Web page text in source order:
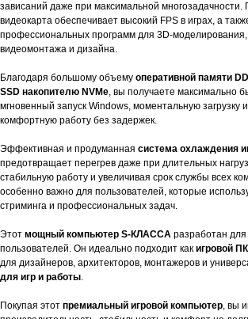
зависаний даже при максимальной многозадачности.
видеокарта обеспечивает высокий FPS в играх, а
профессиональных программ для 3D-моделирования,
видеомонтажа и дизайна.
Благодаря большому объему оперативной памяти
SSD накопителю NVMe, вы получаете максимально
мгновенный запуск Windows, моментальную загрузку
комфортную работу без задержек.
Эффективная и продуманная система охлаждения
предотвращает перегрев даже при длительных
стабильную работу и увеличивая срок службы всех
особенно важно для пользователей, которые
стриминга и профессиональных задач.
Этот мощный компьютер S-КЛАССА разработан
пользователей. Он идеально подходит как игровой
для дизайнеров, архитекторов, монтажеров и
для игр и работы.
Покупая этот премиальный игровой компьютер, вы